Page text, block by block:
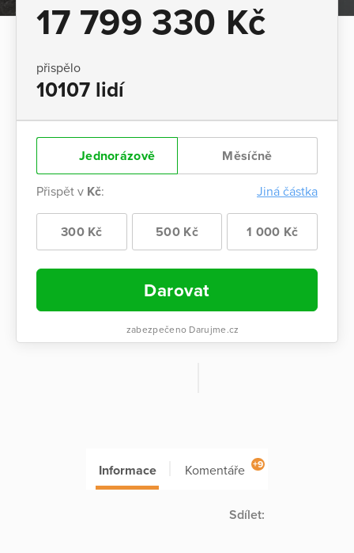
17 799 330 Kč
přispělo
10107 lidí
Jednorázově Měsíčně
Přispět v Kč: Jiná částka
300 Kč 500 Kč 1 000 Kč
Darovat
zabezpečeno Darujme.cz
Informace Komentáře +9
Sdílet: